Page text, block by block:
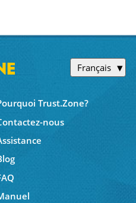
Français
Trust.Zone?
nous